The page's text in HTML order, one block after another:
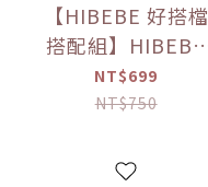
【HIBEBE 好搭檔
搭配組】HIBEBE
常溫大寶寶粥
*1+HIBEBE 無添加
限定】
NT$699
NT$750